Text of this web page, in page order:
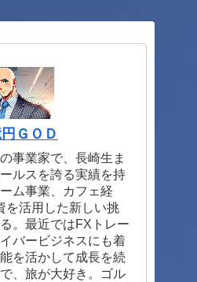
ＧＯＤ
事業家で、長崎生ま
ルスを誇る実績を持
ム事業、カフェ経
を活用した新しい挑
。最近ではFXトレー
バービジネスにも着
を活かして成長を続
、旅が大好き。ゴル